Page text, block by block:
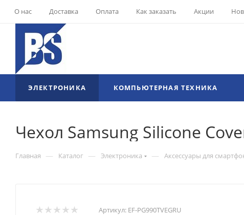
О нас Доставка Оплата Как заказать Акции
ЭЛЕКТРОНИКА КОМПЬЮТЕРНАЯ ТЕХНИКА
Чехол Samsung Silicone
Главная — Каталог — Электроника — Аксессуары для
Артикул: EF-PG990TVEGRU